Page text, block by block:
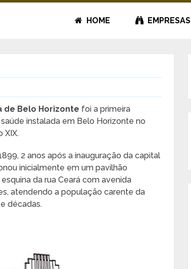
HOME EMPRESAS
de Belo Horizonte foi a primeira
instalada em Belo Horizonte no
XIX.
2 anos após a inauguração da capital
inicialmente em um pavilhão
da rua Ceará com avenida
atendendo a população carente da
décadas.